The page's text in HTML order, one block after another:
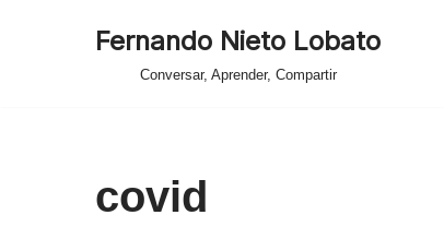
Fernando Nieto Lobato
Conversar, Aprender, Compartir
covid